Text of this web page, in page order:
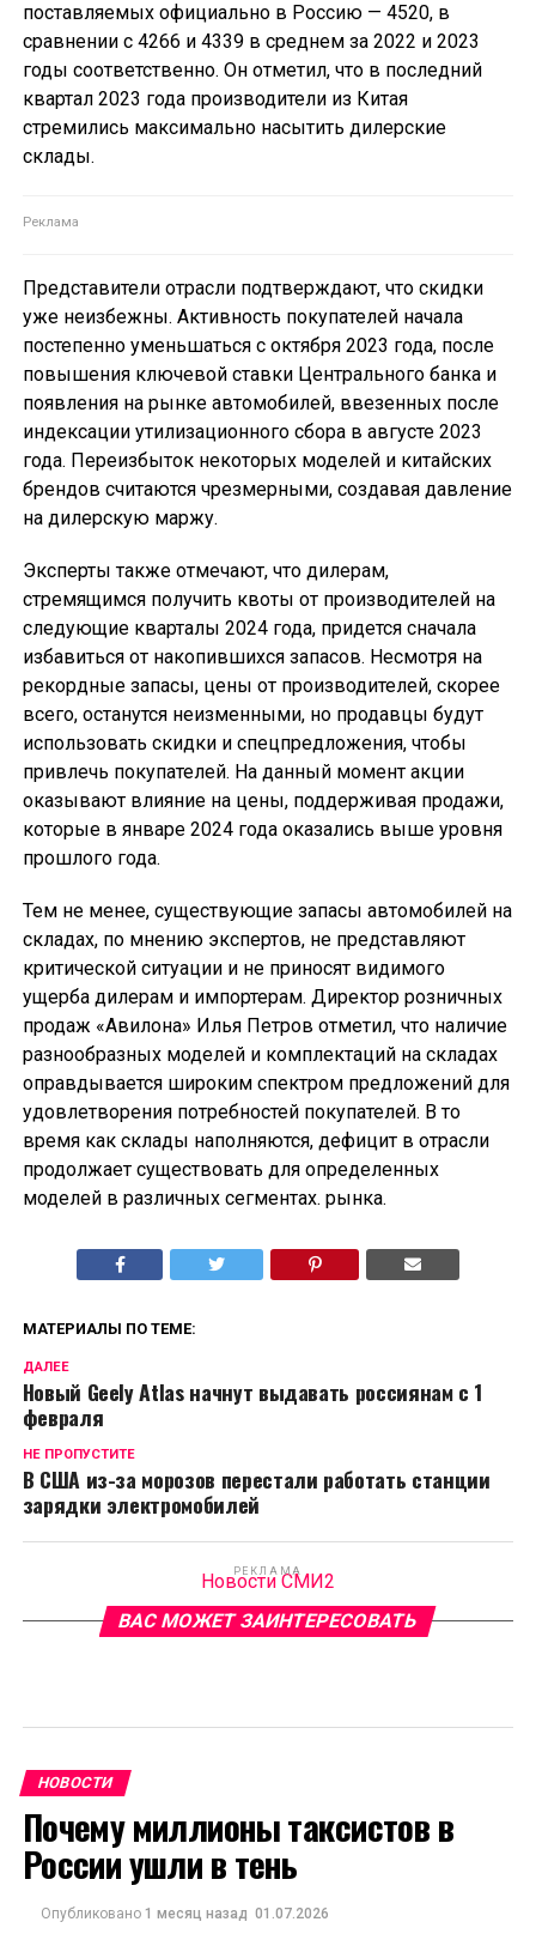
поставляемых официально в Россию — 4520, в
сравнении с 4266 и 4339 в среднем за 2022 и 2023
годы соответственно. Он отметил, что в последний
квартал 2023 года производители из Китая
стремились максимально насытить дилерские
склады.
Представители отрасли подтверждают, что скидки
уже неизбежны. Активность покупателей начала
постепенно уменьшаться с октября 2023 года, после
повышения ключевой ставки Центрального банка и
появления на рынке автомобилей, ввезенных после
индексации утилизационного сбора в августе 2023
года. Переизбыток некоторых моделей и китайских
брендов считаются чрезмерными, создавая давление
на дилерскую маржу.
Эксперты также отмечают, что дилерам,
стремящимся получить квоты от производителей на
следующие кварталы 2024 года, придется сначала
избавиться от накопившихся запасов. Несмотря на
рекордные запасы, цены от производителей, скорее
всего, останутся неизменными, но продавцы будут
использовать скидки и спецпредложения, чтобы
привлечь покупателей. На данный момент акции
оказывают влияние на цены, поддерживая продажи,
которые в январе 2024 года оказались выше уровня
прошлого года.
Тем не менее, существующие запасы автомобилей на
складах, по мнению экспертов, не представляют
критической ситуации и не приносят видимого
ущерба дилерам и импортерам. Директор розничных
продаж «Авилона» Илья Петров отметил, что наличие
разнообразных моделей и комплектаций на складах
оправдывается широким спектром предложений для
удовлетворения потребностей покупателей. В то
время как склады наполняются, дефицит в отрасли
продолжает существовать для определенных
моделей в различных сегментах. рынка.
МАТЕРИАЛЫ ПО ТЕМЕ:
ДАЛЕЕ
Новый Geely Atlas начнут выдавать россиянам c 1
февраля
НЕ ПРОПУСТИТЕ
В США из-за морозов перестали работать станции
зарядки электромобилей
РЕКЛАМА
Новости СМИ2
ВАС МОЖЕТ ЗАИНТЕРЕСОВАТЬ
НОВОСТИ
Почему миллионы таксистов в
России ушли в тень
Опубликовано 1 месяц назад 01.07.2026